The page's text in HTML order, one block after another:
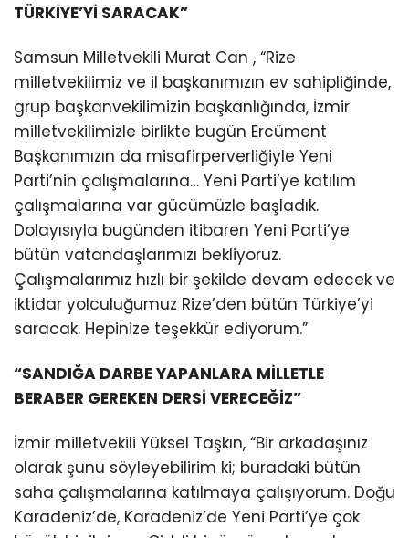
TÜRKİYE’Yİ SARACAK”
Samsun Milletvekili Murat Can , “Rize
milletvekilimiz ve il başkanımızın ev sahipliğinde,
grup başkanvekilimizin başkanlığında, İzmir
milletvekilimizle birlikte bugün Ercüment
Başkanımızın da misafirperverliğiyle Yeni
Parti’nin çalışmalarına… Yeni Parti’ye katılım
çalışmalarına var gücümüzle başladık.
Dolayısıyla bugünden itibaren Yeni Parti’ye
bütün vatandaşlarımızı bekliyoruz.
Çalışmalarımız hızlı bir şekilde devam edecek ve
iktidar yolculuğumuz Rize’den bütün Türkiye’yi
saracak. Hepinize teşekkür ediyorum.”
“SANDIĞA DARBE YAPANLARA MİLLETLE
BERABER GEREKEN DERSİ VERECEĞİZ”
İzmir milletvekili Yüksel Taşkın, “Bir arkadaşınız
olarak şunu söyleyebilirim ki; buradaki bütün
saha çalışmalarına katılmaya çalışıyorum. Doğu
Karadeniz’de, Karadeniz’de Yeni Parti’ye çok